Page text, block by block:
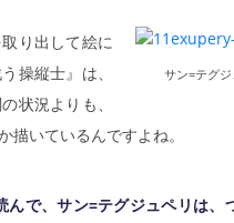
サン=テグ
り出して絵に
操縦士』は、
状況よりも、
描いているんですよね。
で、サン=テグジュペリは、